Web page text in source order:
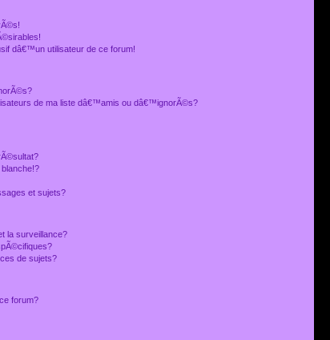
dâ€™un utilisateur de ce forum!
de ma liste dâ€™amis ou dâ€™ignorÃ©s?
et sujets?
la surveillance?
de sujets?
forum?